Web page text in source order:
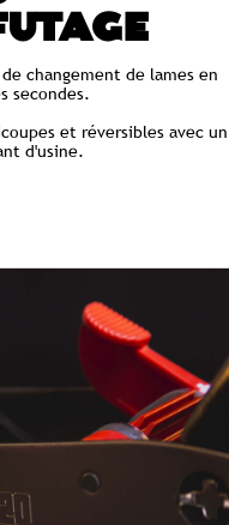
changement de lames en
secondes.
et réversibles avec un
d'usine.